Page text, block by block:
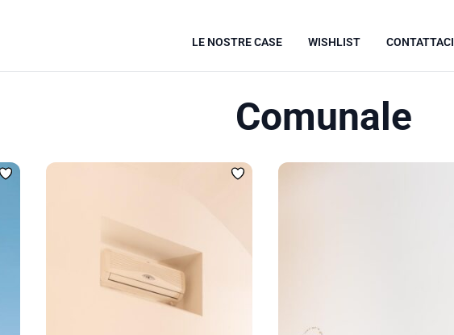
LE NOSTRE CASE WISHLIST CONTATTACI
Comunale